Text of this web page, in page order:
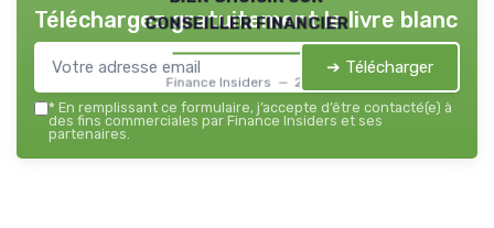
conseiller financier
Finance Insiders — 2026
Téléchargez gratuitement le livre blanc
➔ Télécharger
* En remplissant ce formulaire, j’accepte d’être contacté(e) à
des fins commerciales par Finance Insiders et ses
partenaires.